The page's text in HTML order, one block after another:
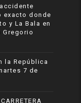
exacto donde
y La Bala en
Gregorio
la República
7 de